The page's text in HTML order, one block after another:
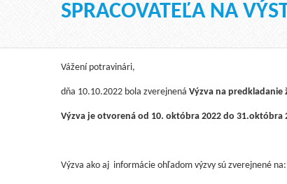
SPRACOVATEĽA NA
Vážení potravinári,
dňa 10.10.2022 bola zverejnená Výzva na
Výzva je otvorená od 10. októbra 2022 do 31.októbra
Výzva ako aj informácie ohľadom výzvy sú zverejnené na: